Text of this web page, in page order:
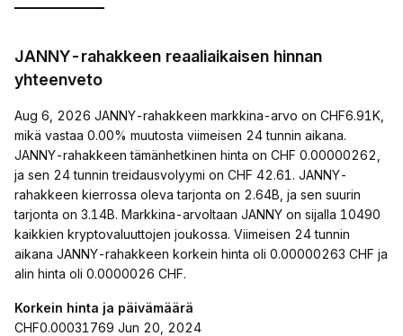
JANNY-rahakkeen reaaliaikaisen hinnan
yhteenveto
Aug 6, 2026 JANNY-rahakkeen markkina-arvo on CHF6.91K,
mikä vastaa 0.00% muutosta viimeisen 24 tunnin aikana.
JANNY-rahakkeen tämänhetkinen hinta on CHF 0.00000262,
ja sen 24 tunnin treidausvolyymi on CHF 42.61. JANNY-
rahakkeen kierrossa oleva tarjonta on 2.64B, ja sen suurin
tarjonta on 3.14B. Markkina-arvoltaan JANNY on sijalla 10490
kaikkien kryptovaluuttojen joukossa. Viimeisen 24 tunnin
aikana JANNY-rahakkeen korkein hinta oli 0.00000263 CHF ja
alin hinta oli 0.0000026 CHF.
Korkein hinta ja päivämäärä
CHF0.00031769 Jun 20, 2024